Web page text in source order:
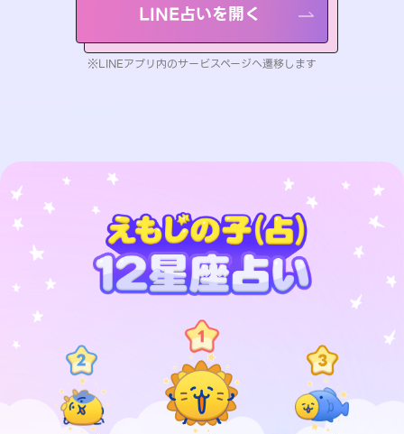
LINE占いを開く
※LINEアプリ内のサービスページへ遷移します